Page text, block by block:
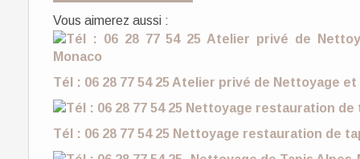
Vous aimerez aussi :
Tél : 06 28 77 54 25 Atelier privé de Nettoyage
Tél : 06 28 77 54 25 Nettoyage restauration de